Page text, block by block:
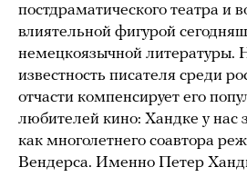
постдраматического театра и
влиятельной фигурой
немецкоязычной литературы.
известность писателя среди
отчасти компенсирует его
любителей кино: Хандке у нас
как многолетнего соавтора
Вендерса. Именно Петер